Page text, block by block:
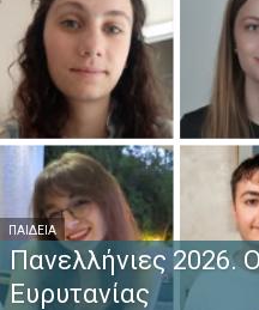
ΠΑΙΔΕΊΑ
Πανελλήνιες 2026.
Ευρυτανίας